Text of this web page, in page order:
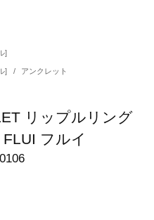
]
] / アンクレット
リップルリング
フルイ